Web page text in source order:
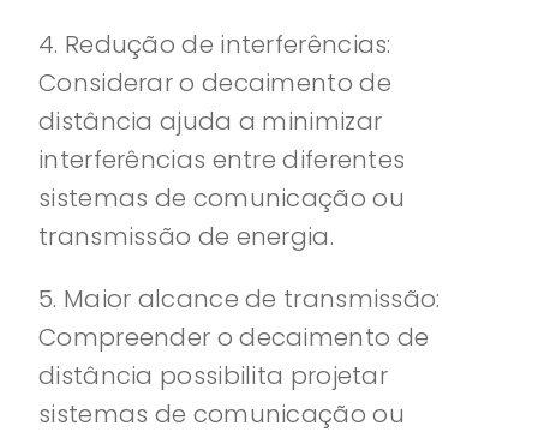
4. Redução de interferências:
Considerar o decaimento de
distância ajuda a minimizar
interferências entre diferentes
sistemas de comunicação ou
transmissão de energia.
5. Maior alcance de transmissão:
Compreender o decaimento de
distância possibilita projetar
sistemas de comunicação ou